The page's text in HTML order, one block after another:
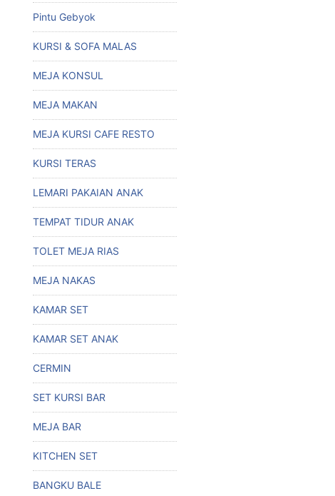
Pintu Gebyok
KURSI & SOFA MALAS
MEJA KONSUL
MEJA MAKAN
MEJA KURSI CAFE RESTO
KURSI TERAS
LEMARI PAKAIAN ANAK
TEMPAT TIDUR ANAK
TOLET MEJA RIAS
MEJA NAKAS
KAMAR SET
KAMAR SET ANAK
CERMIN
SET KURSI BAR
MEJA BAR
KITCHEN SET
BANGKU BALE